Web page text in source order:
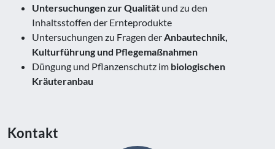
Untersuchungen zur Qualität und zu den
Inhaltsstoffen der Ernteprodukte
Untersuchungen zu Fragen derAnbautechnik,
Kulturführung und Pflegemaßnahmen
Düngung und Pflanzenschutz im biologischen
Kräuteranbau
Kontakt